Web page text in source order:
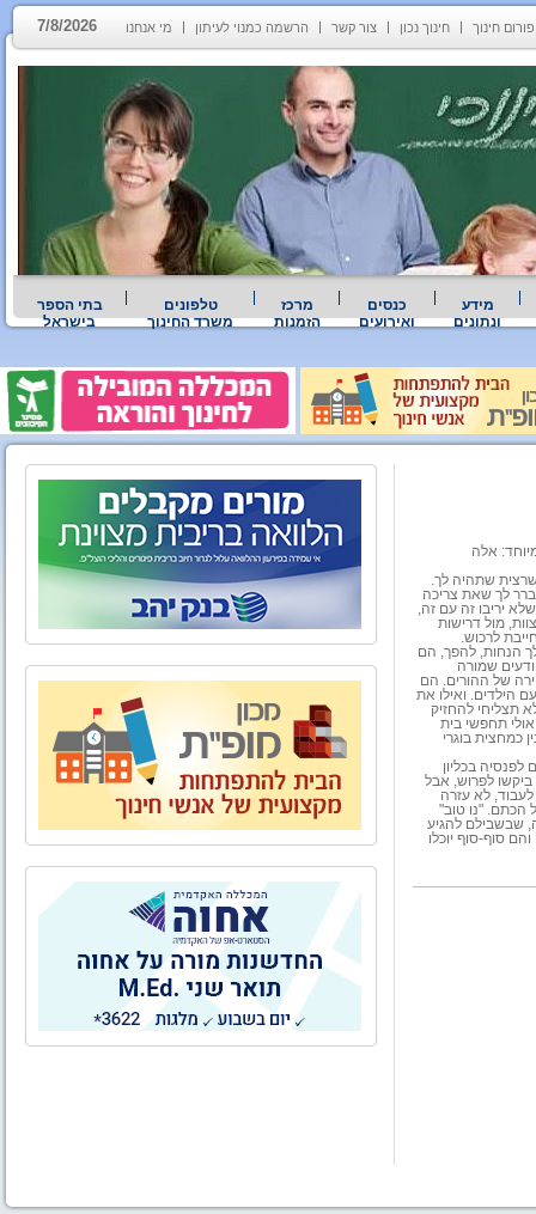
פורום חינוך חינוך נכון צור קשר הרשמה כמנוי לעיתון מי אנחנו 7/8/2026
מידע
ונתונים
כנסים
ואירועים
מרכז
הזמנות
טלפונים
משרד החינוך
בתי הספר
בישראל
אלה
שתהיה לך.
לך שאת צריכה
יריבו זה עם זה,
מול דרישות
לרכוש.
הנחות, להפך, הם
שמורה
של ההורים. הם
הילדים. ואילו את
תצליחי להחזיק
תחפשי בית
כמחצית בוגרי
בכליון
ביקשו לפרוש, אבל
לא עזרה
הכתם. "נו טוב"
שבשבילם להגיע
סוף-סוף יוכלו